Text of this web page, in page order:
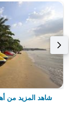
شاهد المزيد من